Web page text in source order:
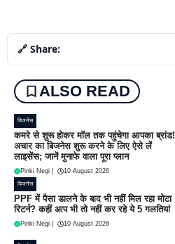
🔗 Share:
ALSO READ
बिजनेस
कमरे से शुरू होकर मॉल तक पहुंचेगा आपका ब्रांड!
अचार का बिजनेस शुरू करने के लिए ऐसे लें
लाइसेंस; जानें मुनाफे वाला पूरा प्लान
Pinki Negi 10 August 2026
बिजनेस
PPF में पैसा डालने के बाद भी नहीं मिल रहा मोटा
रिटर्न? कहीं आप भी तो नहीं कर रहे ये 5 गलतियां
Pinki Negi 10 August 2026